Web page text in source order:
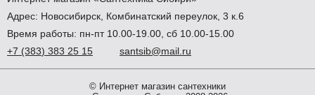
Адрес: Новосибирск Комбинатский переулок, 3 к.6
Время работы: пн-пт 10.00-19.00, сб 10.00-15.00
+7 (383) 383 25 15 santsib@mail.ru
© Интернет магазин сантехники